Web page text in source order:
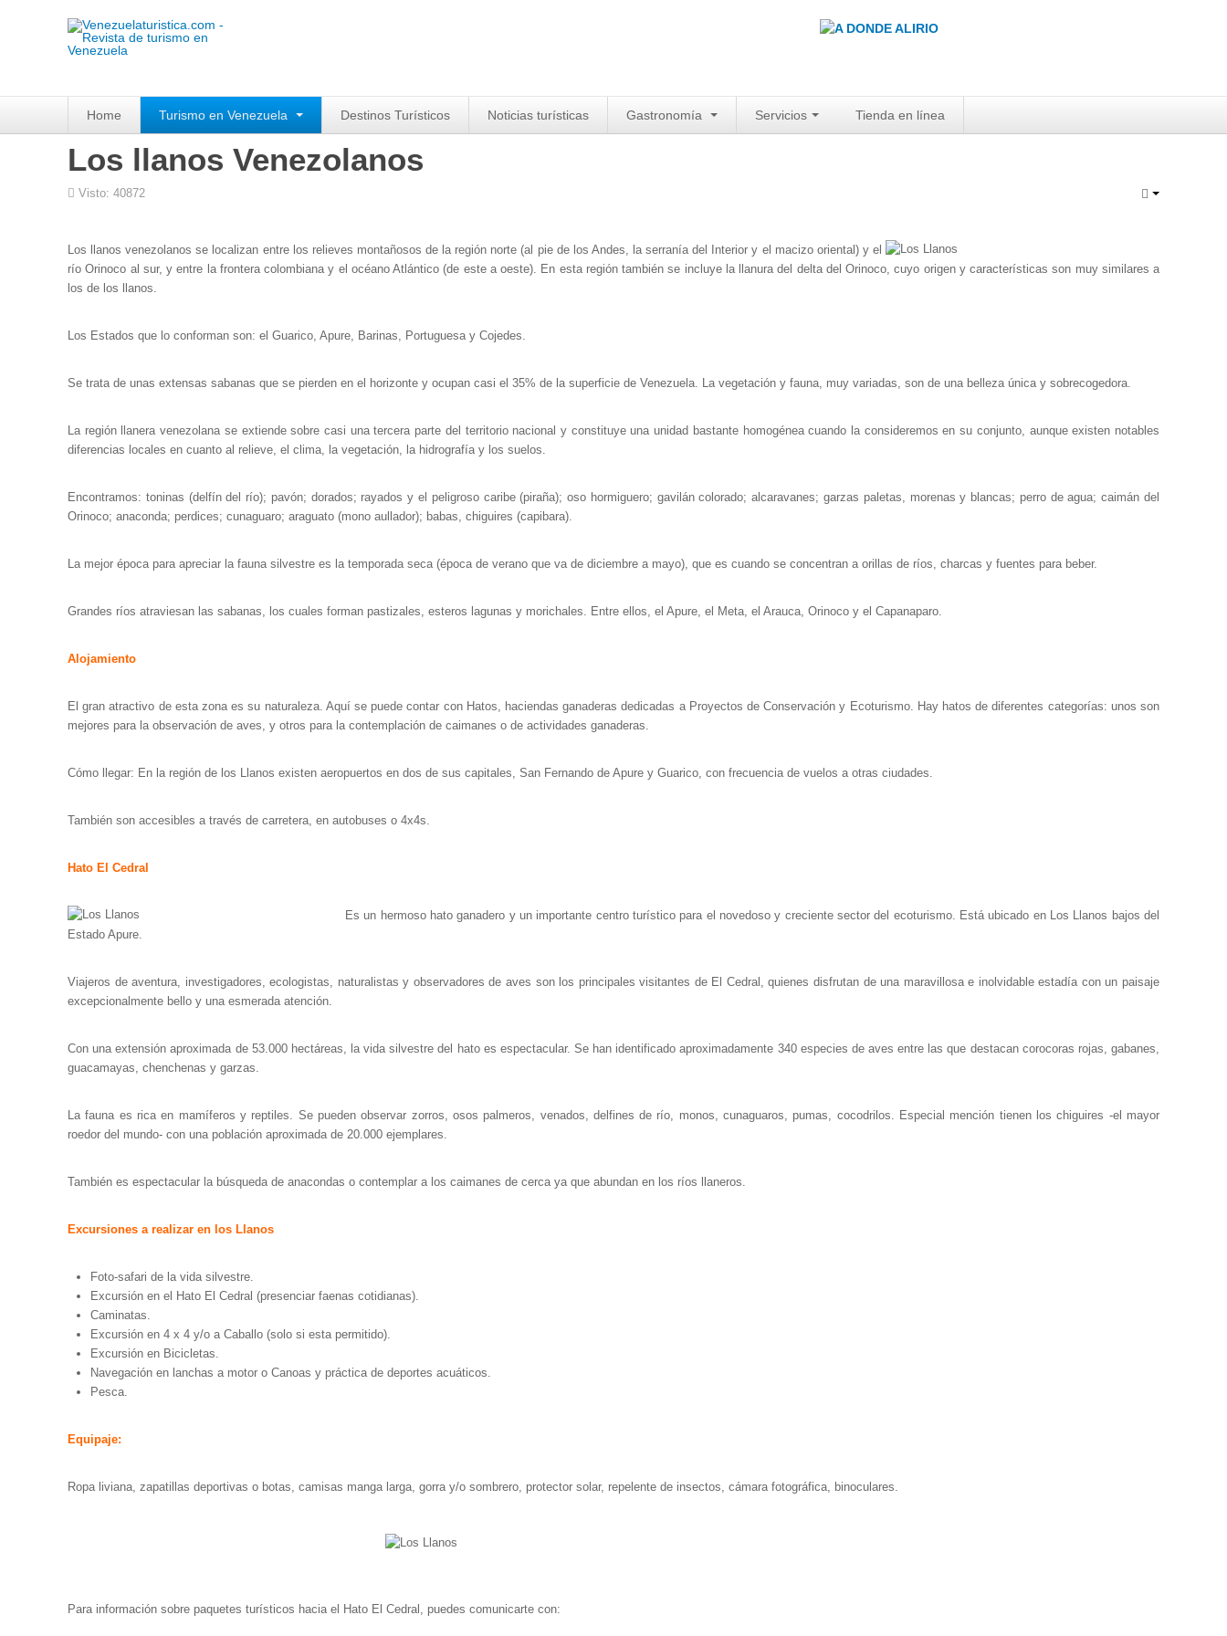
Home Turismo en Venezuela Destinos Turísticos Noticias turísticas Gastronomía Servicios Tienda en línea
Los llanos Venezolanos
Visto: 40872
Los llanos venezolanos se localizan entre los relieves montañosos de la región norte (al pie de los Andes, la serranía del Interior y el macizo oriental) y el
río Orinoco al sur, y entre la frontera colombiana y el océano Atlántico (de este a oeste). En esta región también se incluye la llanura del delta del Orinoco, cuyo origen y características son muy similares a
los de los llanos.
Los Estados que lo conforman son: el Guarico, Apure, Barinas, Portuguesa y Cojedes.
Se trata de unas extensas sabanas que se pierden en el horizonte y ocupan casi el 35% de la superficie de Venezuela. La vegetación y fauna, muy variadas, son de una belleza única y sobrecogedora.
La región llanera venezolana se extiende sobre casi una tercera parte del territorio nacional y constituye una unidad bastante homogénea cuando la consideremos en su conjunto, aunque existen notables
diferencias locales en cuanto al relieve, el clima, la vegetación, la hidrografía y los suelos.
Encontramos: toninas (delfín del río); pavón; dorados; rayados y el peligroso caribe (piraña); oso hormiguero; gavilán colorado; alcaravanes; garzas paletas, morenas y blancas; perro de agua; caimán del
Orinoco; anaconda; perdices; cunaguaro; araguato (mono aullador); babas, chiguires (capibara).
La mejor época para apreciar la fauna silvestre es la temporada seca (época de verano que va de diciembre a mayo), que es cuando se concentran a orillas de ríos, charcas y fuentes para beber.
Grandes ríos atraviesan las sabanas, los cuales forman pastizales, esteros lagunas y morichales. Entre ellos, el Apure, el Meta, el Arauca, Orinoco y el Capanaparo.
Alojamiento
El gran atractivo de esta zona es su naturaleza. Aquí se puede contar con Hatos, haciendas ganaderas dedicadas a Proyectos de Conservación y Ecoturismo. Hay hatos de diferentes categorías: unos son
mejores para la observación de aves, y otros para la contemplación de caimanes o de actividades ganaderas.
Cómo llegar: En la región de los Llanos existen aeropuertos en dos de sus capitales, San Fernando de Apure y Guarico, con frecuencia de vuelos a otras ciudades.
También son accesibles a través de carretera, en autobuses o 4x4s.
Hato El Cedral
Es un hermoso hato ganadero y un importante centro turístico para el novedoso y creciente sector del ecoturismo. Está ubicado en Los Llanos bajos del
Estado Apure.
Viajeros de aventura, investigadores, ecologistas, naturalistas y observadores de aves son los principales visitantes de El Cedral, quienes disfrutan de una maravillosa e inolvidable estadía con un paisaje
excepcionalmente bello y una esmerada atención.
Con una extensión aproximada de 53.000 hectáreas, la vida silvestre del hato es espectacular. Se han identificado aproximadamente 340 especies de aves entre las que destacan corocoras rojas, gabanes,
guacamayas, chenchenas y garzas.
La fauna es rica en mamíferos y reptiles. Se pueden observar zorros, osos palmeros, venados, delfines de río, monos, cunaguaros, pumas, cocodrilos. Especial mención tienen los chiguires -el mayor
roedor del mundo- con una población aproximada de 20.000 ejemplares.
También es espectacular la búsqueda de anacondas o contemplar a los caimanes de cerca ya que abundan en los ríos llaneros.
Excursiones a realizar en los Llanos
Foto-safari de la vida silvestre.
Excursión en el Hato El Cedral (presenciar faenas cotidianas).
Caminatas.
Excursión en 4 x 4 y/o a Caballo (solo si esta permitido).
Excursión en Bicicletas.
Navegación en lanchas a motor o Canoas y práctica de deportes acuáticos.
Pesca.
Equipaje:
Ropa liviana, zapatillas deportivas o botas, camisas manga larga, gorra y/o sombrero, protector solar, repelente de insectos, cámara fotográfica, binoculares.
Para información sobre paquetes turísticos hacia el Hato El Cedral, puedes comunicarte con: